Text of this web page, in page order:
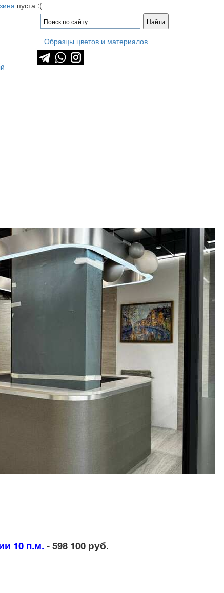
пуста :(
Образцы цветов и материалов
10 п.м. - 598 100 руб.